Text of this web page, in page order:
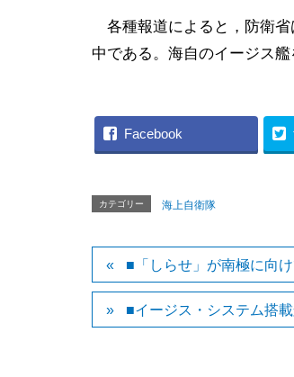
各種報道によると，防衛省
中である。海自のイージス
Facebook
カテゴリー 海上自衛隊
■「しらせ」が南極に向
■イージス・システム搭